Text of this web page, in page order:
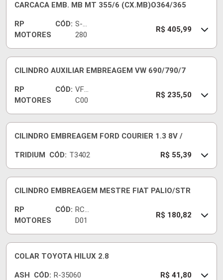
CARCACA EMB. MB MT 355/6 (CX.MB)O364/365
RP
MOTORES
CÓD: S-
280
R$ 405,99
CILINDRO AUXILIAR EMBREAGEM VW 690/790/7
RP
MOTORES
CÓD: VFC
C00
R$ 235,50
CILINDRO EMBREAGEM FORD COURIER 1.3 8V /
TRIDIUM CÓD: T3402 R$ 55,39
CILINDRO EMBREAGEM MESTRE FIAT PALIO/STR
RP
MOTORES
CÓD: RCC
D01
R$ 180,82
COLAR TOYOTA HILUX 2.8
ASH CÓD: R-35060 R$ 41,80